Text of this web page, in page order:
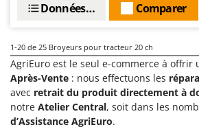
Comparer
Données techniques
1-20 de 25 Broyeurs pour tracteur 20 ch
AgriEuro est le seul e-commerce à offrir
Après-Vente : nous effectuons les
avec retrait du produit directement à
notre Atelier Central, soit dans les
d’Assistance AgriEuro.